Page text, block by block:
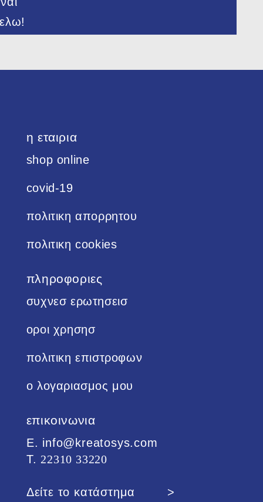
η εταιρια
shop online
covid-19
πολιτικη απορρητου
πολιτικη cookies
πληροφοριες
συχνεσ ερωτησεισ
οροι χρησησ
πολιτικη επιστροφων
ο λογαριασμος μου
επικοινωνια
Ε. info@kreatosys.com
Τ. 22310 33220
Δείτε το κατάστημα >